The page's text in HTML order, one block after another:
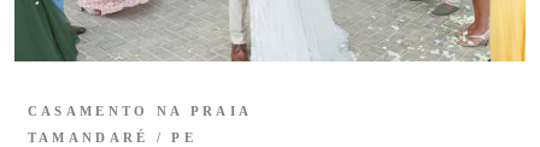
CASAMENTO NA PRAIA
TAMANDARÉ / PE